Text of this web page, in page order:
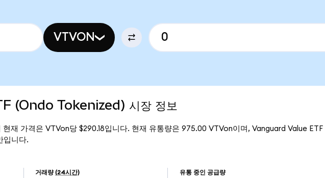
VTVON
(Ondo Tokenized) 시장 정보
재 가격은 VTVon당 $290.18입니다. 현재 유통량은 975.00 VTVon이며, Vanguard Value ETF
입니다.
거래량 (24시간) 유통 중인 공급량